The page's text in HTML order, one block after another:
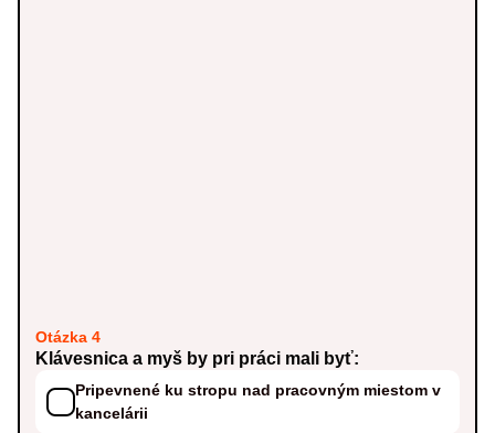
Otázka 4
Klávesnica a myš by pri práci mali byť:
Pripevnené ku stropu nad pracovným miestom v
kancelárii